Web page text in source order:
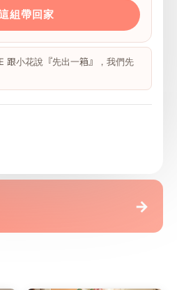
組帶回家
跟小花說『先出一箱』，我們先
→